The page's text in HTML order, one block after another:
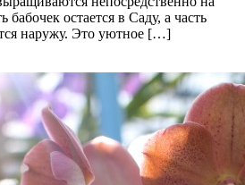
бабочек остается в Саду, а часть
наружу. Это уютное […]